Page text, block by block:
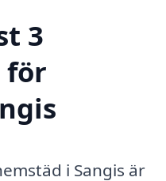
3
för
i Sangis är